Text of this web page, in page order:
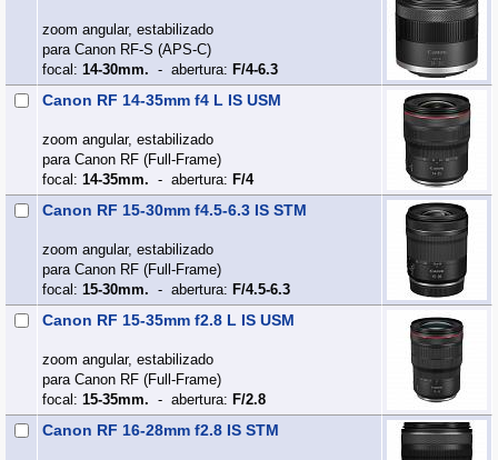
zoom angular, estabilizado
para Canon RF-S (APS‑C)
focal: 14-30mm. - abertura: F/4-6.3
Canon RF 14-35mm f4 L IS USM
zoom angular, estabilizado
para Canon RF (Full‑Frame)
focal: 14-35mm. - abertura: F/4
Canon RF 15-30mm f4.5-6.3 IS STM
zoom angular, estabilizado
para Canon RF (Full‑Frame)
focal: 15-30mm. - abertura: F/4.5-6.3
Canon RF 15-35mm f2.8 L IS USM
zoom angular, estabilizado
para Canon RF (Full‑Frame)
focal: 15-35mm. - abertura: F/2.8
Canon RF 16-28mm f2.8 IS STM